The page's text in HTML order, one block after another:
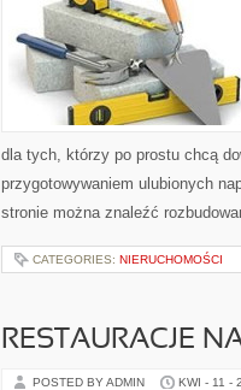
dla tych, którzy po prostu chcą
przygotowywaniem ulubionych
stronie można znaleźć
CATEGORIES: NIERUCHOMOŚCI
RESTAURACJE
POSTED BY ADMIN KWI - 11 -